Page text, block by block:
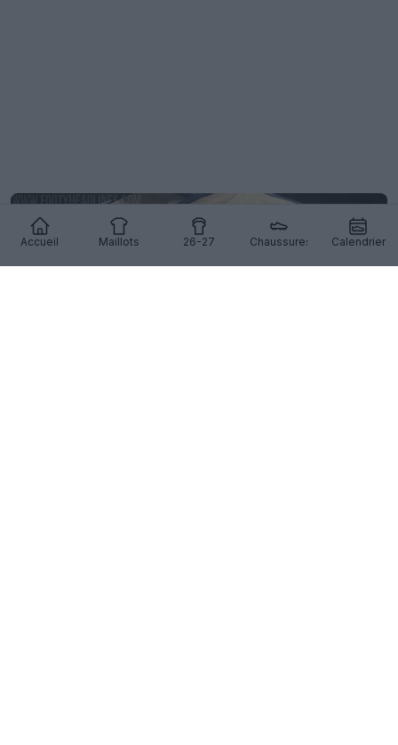
Accueil Maillots 26-27 Chaussures Calendrier